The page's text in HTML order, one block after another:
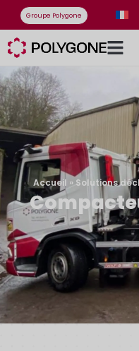
Groupe Polygone
Accueil » Solutions